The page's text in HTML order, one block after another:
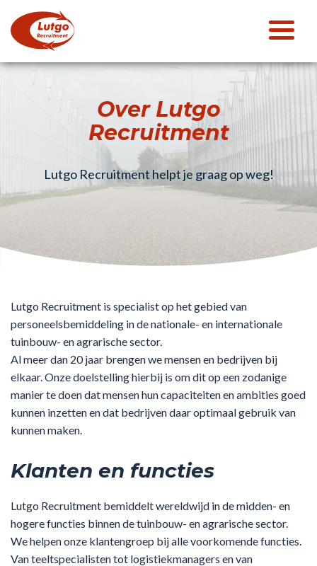
Over Lutgo
Recruitment
Lutgo Recruitment helpt je graag op weg!
Lutgo Recruitment is specialist op het gebied van
personeelsbemiddeling in de nationale- en internationale
tuinbouw- en agrarische sector.
Al meer dan 20 jaar brengen we mensen en bedrijven bij
elkaar. Onze doelstelling hierbij is om dit op een zodanige
manier te doen dat mensen hun capaciteiten en ambities goed
kunnen inzetten en dat bedrijven daar optimaal gebruik van
kunnen maken.
Klanten en functies
Lutgo Recruitment bemiddelt wereldwijd in de midden- en
hogere functies binnen de tuinbouw- en agrarische sector.
We helpen onze klantengroep bij alle voorkomende functies.
Van teeltspecialisten tot logistiekmanagers en van